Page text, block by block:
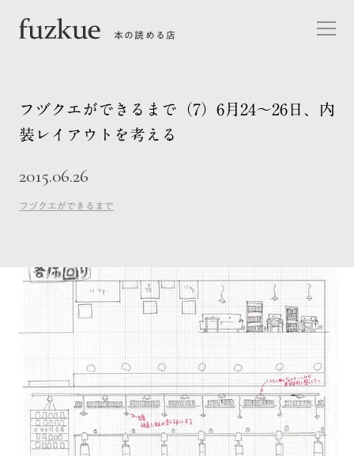
本の読める店
フヅクエができるまで（7）6月24〜26日、内
装レイアウトを考える
2015.06.26
フヅクエができるまで